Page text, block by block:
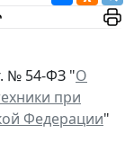
№ 54-ФЗ "О
при
Федерации"